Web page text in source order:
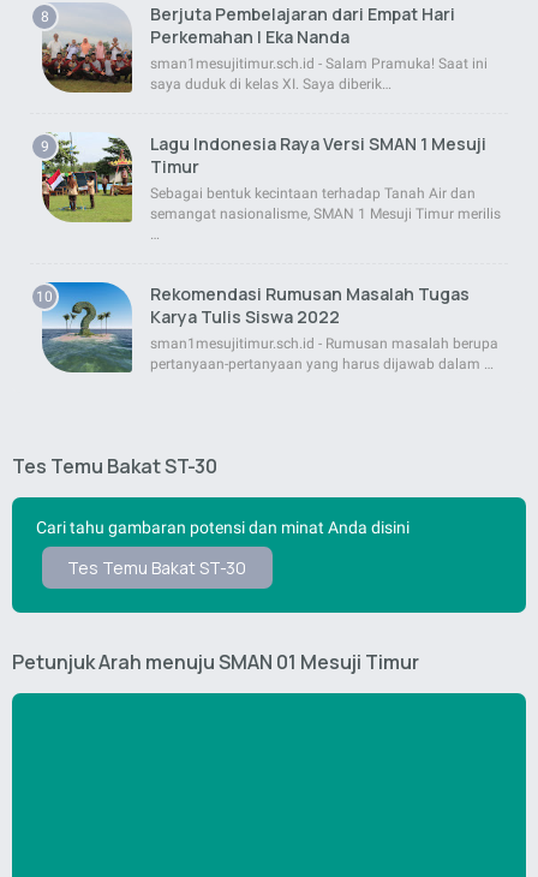
Berjuta Pembelajaran dari Empat Hari
Perkemahan | Eka Nanda
sman1mesujitimur.sch.id - Salam Pramuka! Saat ini
saya duduk di kelas XI. Saya diberik…
Lagu Indonesia Raya Versi SMAN 1 Mesuji
Timur
Sebagai bentuk kecintaan terhadap Tanah Air dan
semangat nasionalisme, SMAN 1 Mesuji Timur merilis
Rekomendasi Rumusan Masalah Tugas
Karya Tulis Siswa 2022
sman1mesujitimur.sch.id - Rumusan masalah berupa
pertanyaan-pertanyaan yang harus dijawab dalam …
Tes Temu Bakat ST-30
Cari tahu gambaran potensi dan minat Anda disini
Tes Temu Bakat ST-30
Petunjuk Arah menuju SMAN 01 Mesuji Timur